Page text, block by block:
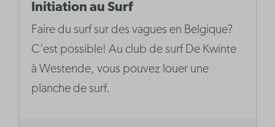
Initiation au Surf
Faire du surf sur des vagues en Belgique?
C’est possible! Au club de surf De Kwinte
à Westende, vous pouvez louer une
planche de surf.